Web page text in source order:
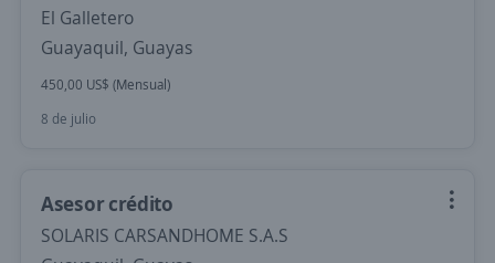
El Galletero
Guayaquil, Guayas
450,00 US$ (Mensual)
8 de julio
Asesor crédito
SOLARIS CARSANDHOME S.A.S